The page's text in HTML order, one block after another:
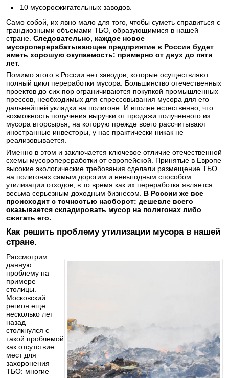
10 мусоросжигательных заводов.
Само собой, их явно мало для того, чтобы суметь справиться с
грандиозными объемами ТБО, образующимися в нашей
стране. Следовательно, каждое новое
мусороперерабатывающее предприятие в России будет
иметь хорошую окупаемость: примерно от двух до пяти
лет.
Помимо этого в России нет заводов, которые осуществляют
полный цикл переработки мусора. Большинство отечественных
проектов до сих пор ограничиваются покупкой промышленных
прессов, необходимых для спрессовывания мусора для его
дальнейшей укладки на полигоне. И вполне естественно, что
возможность получения выручки от продажи полученного из
мусора вторсырья, на которую прежде всего рассчитывают
иностранные инвесторы, у нас практически никак не
реализовывается.
Именно в этом и заключается ключевое отличие отечественной
схемы мусоропереработки от европейской. Принятые в Европе
высокие экологические требования сделали размещение ТБО
на полигонах самым дорогим и невыгодным способом
утилизации отходов, в то время как их переработка является
весьма серьезным доходным бизнесом. В России же все
происходит с точностью наоборот: дешевле всего
оказывается складировать мусор на полигонах либо
сжигать его.
Как решить проблему утилизации мусора в нашей
стране.
Рассмотрим
данную
проблему на
примере
столицы.
Московский
регион еще
несколько лет
назад
столкнулся с
такой проблемой
как отсутствие
мест для
захоронения
ТБО: многие